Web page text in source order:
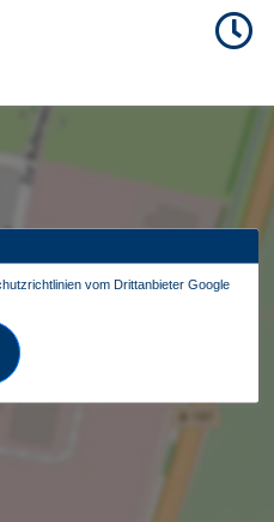
vom Drittanbieter Google